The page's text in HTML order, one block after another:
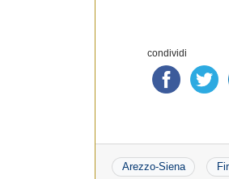
condividi
Arezzo-Siena